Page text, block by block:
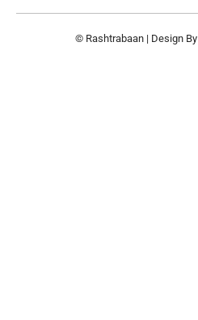
© Rashtrabaan | Design By